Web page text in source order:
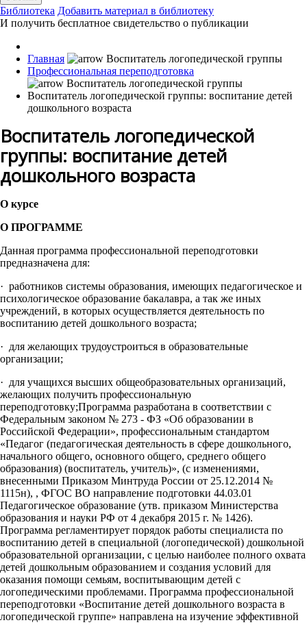
Библиотека Добавить материал в библиотеку
И получить бесплатное свидетельство о публикации
Главная
Профессиональная переподготовка
Воспитатель логопедической группы: воспитание детей
дошкольного возраста
Воспитатель логопедической
группы: воспитание детей
дошкольного возраста
О курсе
О ПРОГРАММЕ
Данная программа профессиональной переподготовки
предназначена для:
· работников системы образования, имеющих педагогическое и
психологическое образование бакалавра, а так же иных
учреждений, в которых осуществляется деятельность по
воспитанию детей дошкольного возраста;
· для желающих трудоустроиться в образовательные
организации;
· для учащихся высших общеобразовательных организаций,
желающих получить профессиональную
переподготовку;Программа разработана в соответствии с
Федеральным законом № 273 - ФЗ «Об образовании в
Российской Федерации», профессиональным стандартом
«Педагог (педагогическая деятельность в сфере дошкольного,
начального общего, основного общего, среднего общего
образования) (воспитатель, учитель)», (с изменениями,
внесенными Приказом Минтруда России от 25.12.2014 №
1115н), , ФГОС ВО направление подготовки 44.03.01
Педагогическое образование (утв. приказом Министерства
образования и науки РФ от 4 декабря 2015 г. № 1426).
Программа регламентирует порядок работы специалиста по
воспитанию детей в специальной (логопедической) дошкольной
образовательной организации, с целью наиболее полного охвата
детей дошкольным образованием и создания условий для
оказания помощи семьям, воспитывающим детей с
логопедическими проблемами. Программа профессиональной
переподготовки «Воспитание детей дошкольного возраста в
логопедической группе» направлена на изучение эффективной